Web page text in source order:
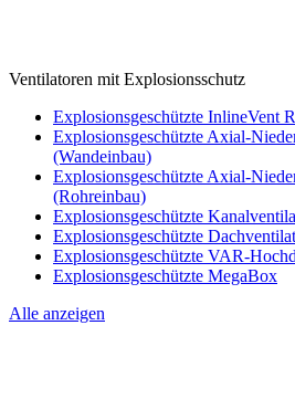
Ventilatoren mit Explosionsschutz
Explosionsgeschützte InlineVent
Explosionsgeschützte Axial-
(Wandeinbau)
Explosionsgeschützte Axial-
(Rohreinbau)
Explosionsgeschützte
Explosionsgeschützte
Explosionsgeschützte VAR-
Explosionsgeschützte MegaBox
Alle anzeigen